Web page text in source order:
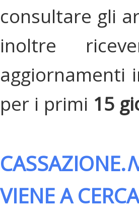
consultare gli
inoltre
aggiornamenti
per i primi 15
CASSAZIONE.
VIENE A